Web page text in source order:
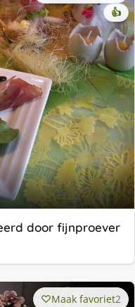
👍
door fijnproever
Maak favoriet2